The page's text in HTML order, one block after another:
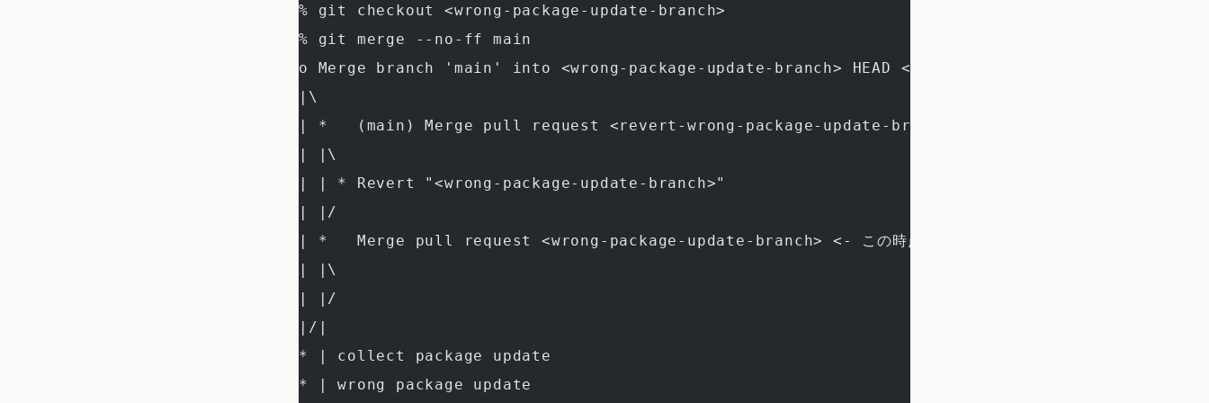
% git checkout <wrong-package-update-branch>
% git merge --no-ff main
o Merge branch 'main' into <wrong-package-update-branch> HEAD <- 差分がmainと同じ
|\
| *   (main) Merge pull request <revert-wrong-package-update-branch> <- 次にこれをリバートしたい
| |\
| | * Revert "<wrong-package-update-branch>"
| |/
| *   Merge pull request <wrong-package-update-branch> <- この時点の差分と同じにしたい
| |\
| |/
|/|
* | collect package update
* | wrong package update